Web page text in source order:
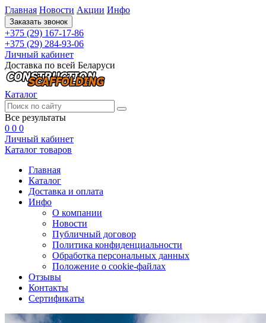
Главная Новости Акции Инфо
Заказать звонок
+375 (29) 167-17-86
+375 (29) 284-93-06
Личный кабинет
Доставка по всей Беларуси
Каталог
Все результаты
0 0 0
Личный кабинет
Каталог товаров
Главная
Каталог
Доставка и оплата
Инфо
О компании
Новости
Публичный договор
Политика конфиденциальности
Обработка персональных данных
Положение о cookie-файлах
Отзывы
Контакты
Сертификаты